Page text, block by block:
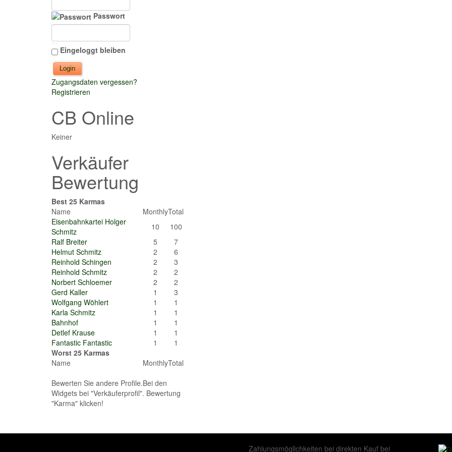
Passwort
Eingeloggt bleiben
Zugangsdaten vergessen?
Registrieren
CB Online
Keiner
Verkäufer
Bewertung
Best 25 Karmas
Name
MonthlyTotal
Eisenbahnkartei Holger
Schmitz
10
100
Ralf Breiter
5
7
Helmut Schmitz
2
6
Reinhold Schingen
2
3
Reinhold Schmitz
2
2
Norbert Schloemer
2
2
Gerd Kaller
1
3
Wolfgang Wöhlert
1
1
Karla Schmitz
1
1
Bahnhof
1
1
Detlef Krause
1
1
Fantastic Fantastic
1
1
Worst 25 Karmas
Name
MonthlyTotal
Bewerten Sie andere Profile.Bei den
Widgets bei "Verkäuferprofil". Bewertung
"Karma" klicken!
Zahlungsmöglichkeiten bei direkten Kauf bei